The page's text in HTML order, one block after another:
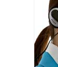
武汉
湖北
湖